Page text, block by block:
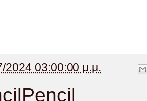
2024 03:00:00 μ.μ.
Pencil